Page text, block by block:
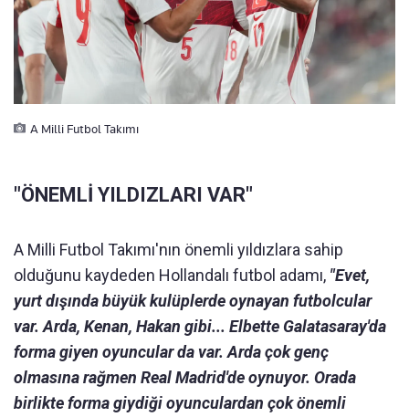
A Milli Futbol Takımı
"ÖNEMLİ YILDIZLARI VAR"
A Milli Futbol Takımı'nın önemli yıldızlara sahip
olduğunu kaydeden Hollandalı futbol adamı, "Evet,
yurt dışında büyük kulüplerde oynayan futbolcular
var. Arda, Kenan, Hakan gibi... Elbette Galatasaray'da
forma giyen oyuncular da var. Arda çok genç
olmasına rağmen Real Madrid'de oynuyor. Orada
birlikte forma giydiği oyunculardan çok önemli